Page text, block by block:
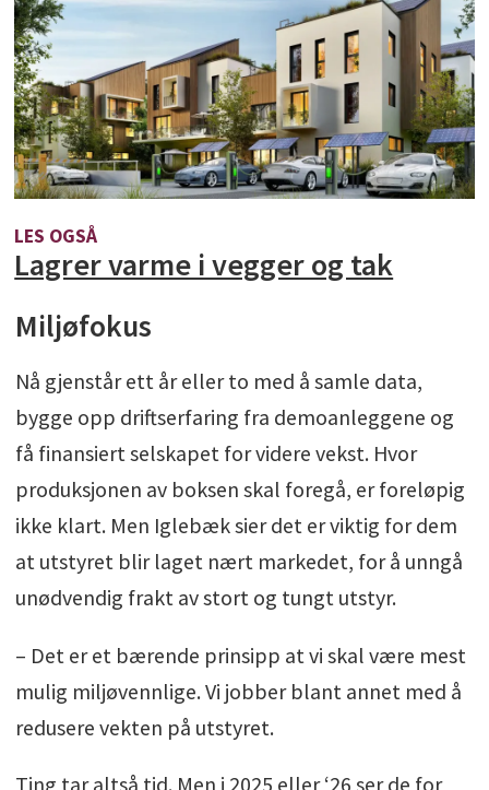
LES OGSÅ
Lagrer varme i vegger og tak
Miljøfokus
Nå gjenstår ett år eller to med å samle data,
bygge opp driftserfaring fra demoanleggene og
få finansiert selskapet for videre vekst. Hvor
produksjonen av boksen skal foregå, er foreløpig
ikke klart. Men Iglebæk sier det er viktig for dem
at utstyret blir laget nært markedet, for å unngå
unødvendig frakt av stort og tungt utstyr.
– Det er et bærende prinsipp at vi skal være mest
mulig miljøvennlige. Vi jobber blant annet med å
redusere vekten på utstyret.
Ting tar altså tid. Men i 2025 eller ‘26 ser de for